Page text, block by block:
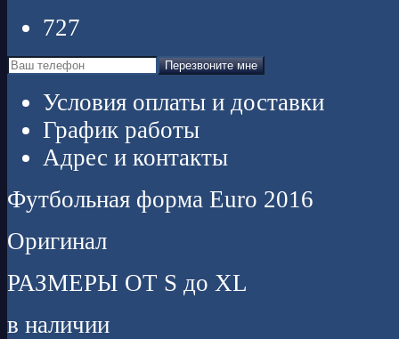
727
Перезвоните мне
Условия оплаты и доставки
График работы
Адрес и контакты
Футбольная форма Euro 2016
Оригинал
РАЗМЕРЫ ОТ S до XL
в наличии